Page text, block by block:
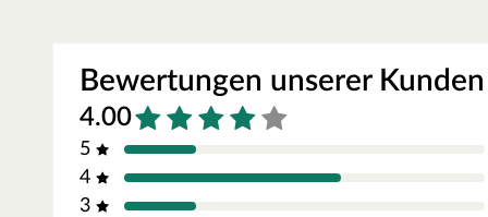
Bewertungen unserer Kunden
4.00
5
4
3